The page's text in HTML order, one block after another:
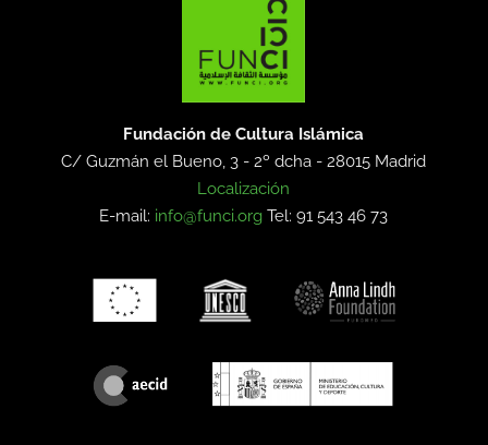
Fundación de Cultura Islámica
C/ Guzmán el Bueno, 3 - 2º dcha -28015 Madrid
Localización
E-mail: info@funci.org Tel: 91 543 46 73